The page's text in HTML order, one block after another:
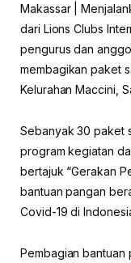
Makassar |
dari Lions Clubs
pengurus dan
membagikan paket
Kelurahan Maccini,
Sebanyak 30 paket
program kegiatan
bertajuk “Gerakan
bantuan pangan
Covid-19 di
Pembagian